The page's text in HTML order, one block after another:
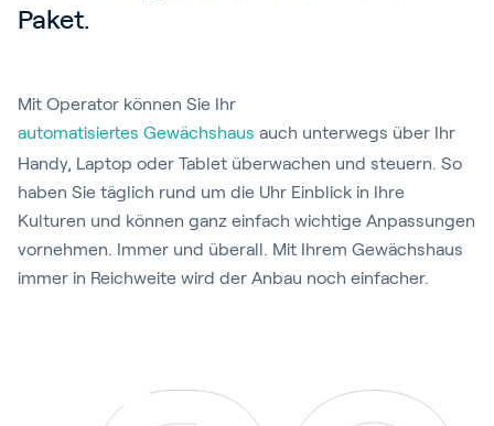
Paket.
Mit Operator können Sie Ihr
automatisiertes Gewächshaus auch unterwegs über Ihr
Handy, Laptop oder Tablet überwachen und steuern. So
haben Sie täglich rund um die Uhr Einblick in Ihre
Kulturen und können ganz einfach wichtige Anpassungen
vornehmen. Immer und überall. Mit Ihrem Gewächshaus
immer in Reichweite wird der Anbau noch einfacher.